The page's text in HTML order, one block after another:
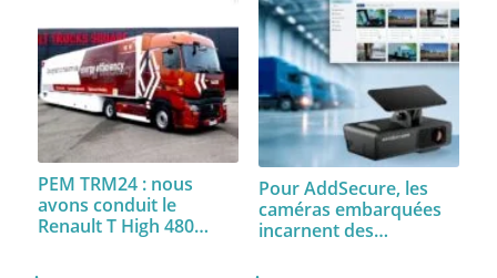
PEM TRM24 : nous
avons conduit le
Renault T High 480…
Pour AddSecure, les
caméras embarquées
incarnent des…